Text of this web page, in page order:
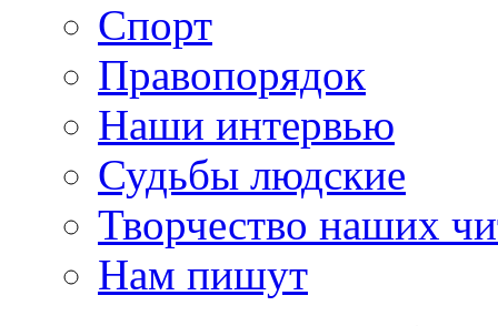
Спорт
Правопорядок
Наши интервью
Судьбы людские
Творчество наших
Нам пишут